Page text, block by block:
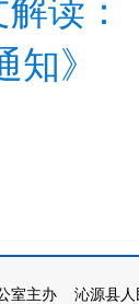
解读
》
室主办 沁源县